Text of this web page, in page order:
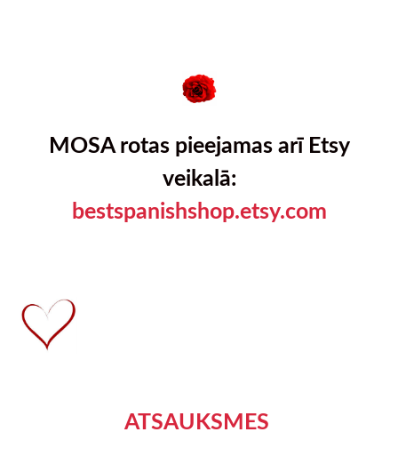
MOSA rotas pieejamas arī Etsy
veikalā:
bestspanishshop.etsy.com
ATSAUKSMES